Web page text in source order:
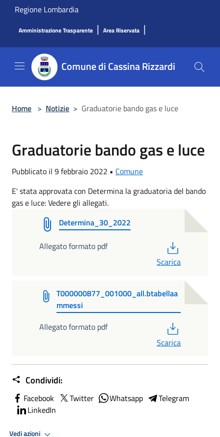
Salta al contenuto principale
Regione Lombardia
Amministrazione Trasparente | Area Riservata |
Comune di Cassina Rizzardi
Home > Notizie > Graduatorie bando gas e luce
Graduatorie bando gas e luce
Pubblicato il 9 febbraio 2022 • Comune
E' stata approvata con Determina la graduatoria del bando
gas e luce: Vedere gli allegati.
Determina_30_2022
Allegato formato pdf
Scarica
T000000877_001000_all.btabellaa
mmessi
Allegato formato pdf
Scarica
Condividi:
Facebook Twitter Whatsapp
Telegram
LinkedIn
Vedi azioni